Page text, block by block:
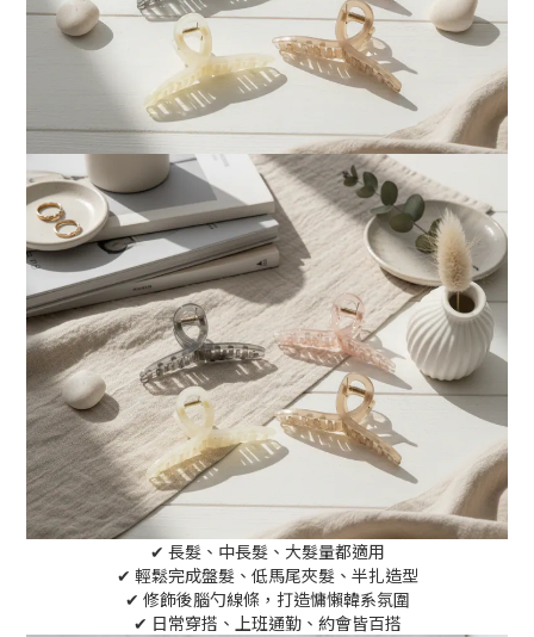
✔ 長髮、中長髮、大髮量都適用
✔ 輕鬆完成盤髮、低馬尾夾髮、半扎造型
✔ 修飾後腦勺線條，打造慵懶韓系氛圍
✔ 日常穿搭、上班通勤、約會皆百搭